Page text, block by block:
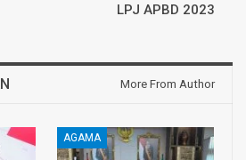
LPJ APBD 2023
More From Author
AGAMA